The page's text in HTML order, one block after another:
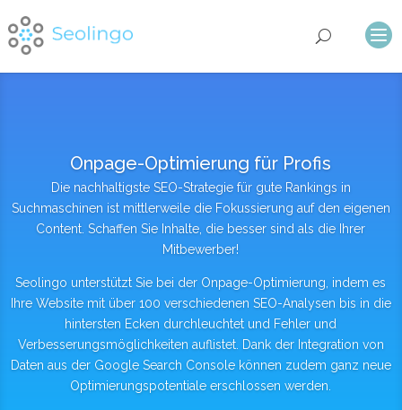
Onpage-Optimierung für Profis
Die nachhaltigste SEO-Strategie für gute Rankings in
Suchmaschinen ist mittlerweile die Fokussierung auf den eigenen
Content. Schaffen Sie Inhalte, die besser sind als die Ihrer
Mitbewerber!
Seolingo unterstützt Sie bei der Onpage-Optimierung, indem es
Ihre Website mit über 100 verschiedenen SEO-Analysen bis in die
hintersten Ecken durchleuchtet und Fehler und
Verbesserungsmöglichkeiten auflistet. Dank der Integration von
Daten aus der Google Search Console können zudem ganz neue
Optimierungspotentiale erschlossen werden.